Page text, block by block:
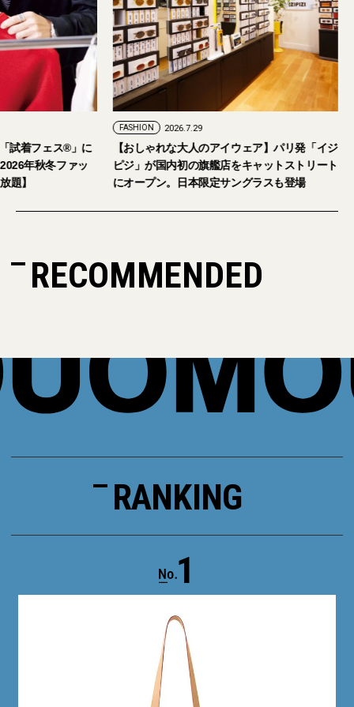
試着フェス®︎」に
年秋冬ファッ
題】
FASHION 2026.7.29
【おしゃれな大人のアイウェア】パリ発「イジ
ピジ」が国内初の旗艦店をキャットストリート
にオープン。日本限定サングラスも登場
RECOMMENDED
RANKING
1